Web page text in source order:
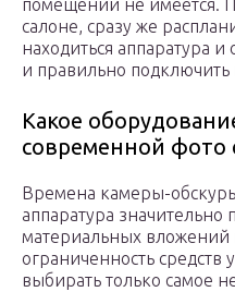
помещении не имеется.
салоне, сразу же
находиться аппаратура
и правильно подключить
Какое
современной фото
Времена камеры-
аппаратура значительно
материальных вложений
ограниченность средств
выбирать только самое